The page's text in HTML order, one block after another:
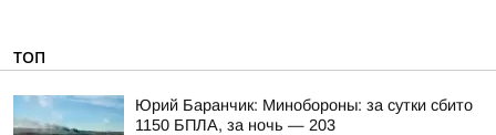
ТОП
Юрий Баранчик: Минобороны: за сутки сбито
1150 БПЛА, за ночь — 203